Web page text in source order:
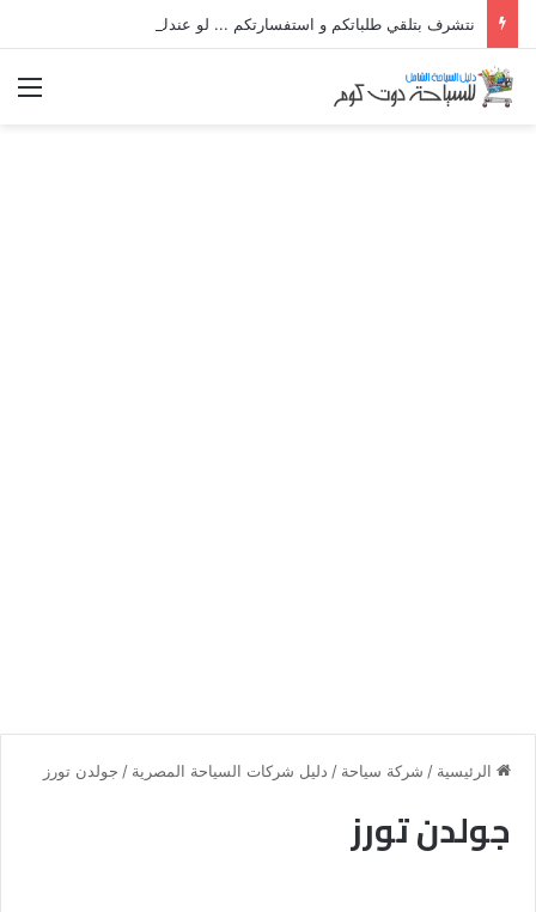
الرئيسية / شركة سياحة / دليل شركات السياحة المصرية / جولدن تورز
جولدن تورز